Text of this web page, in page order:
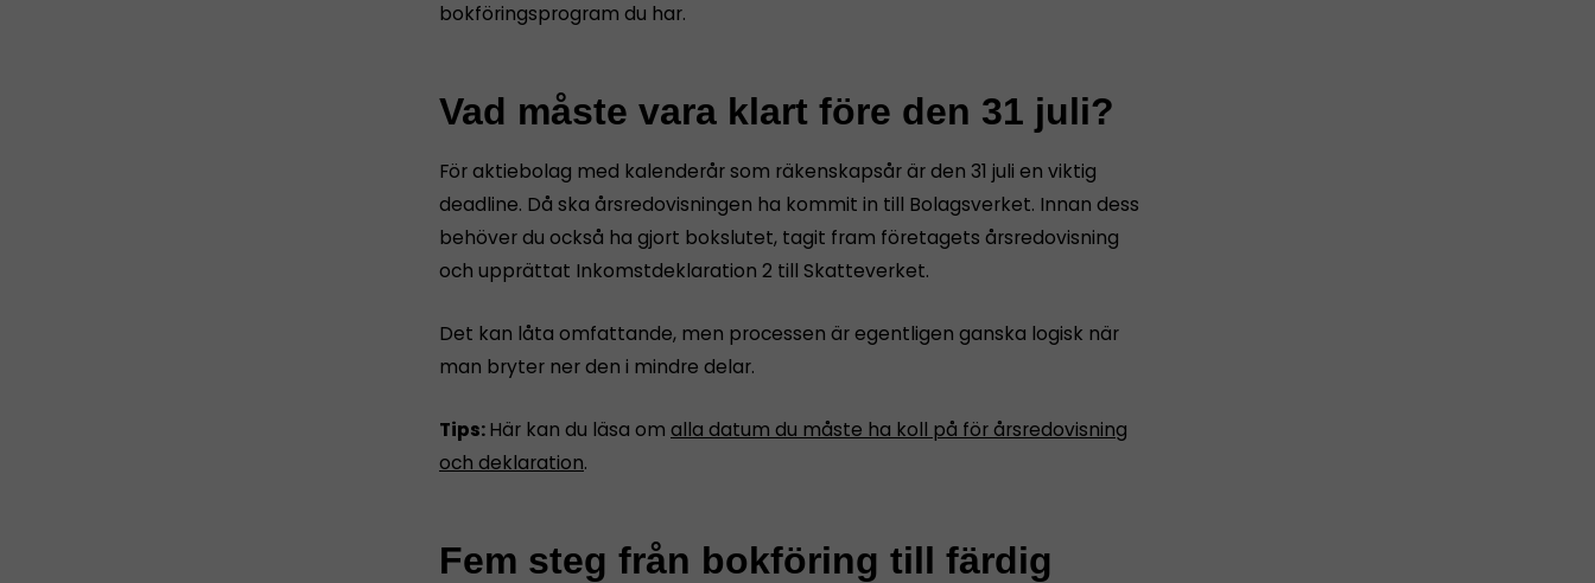
bokföringsprogram du har.
Vad måste vara klart före den 31 juli?
För aktiebolag med kalenderår som räkenskapsår är den 31 juli en viktig
deadline. Då ska årsredovisningen ha kommit in till Bolagsverket. Innan dess
behöver du också ha gjort bokslutet, tagit fram företagets årsredovisning
och upprättat Inkomstdeklaration 2 till Skatteverket.
Det kan låta omfattande, men processen är egentligen ganska logisk när
man bryter ner den i mindre delar.
Tips:Här kan du läsa om alla datum du måste ha koll på för årsredovisning
och deklaration.
Fem steg från bokföring till färdig